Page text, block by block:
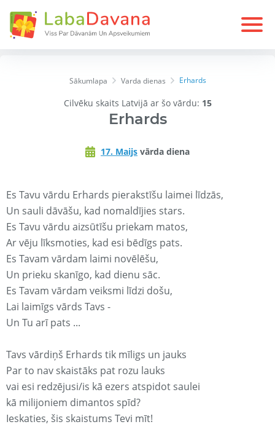
Sākumlapa Varda dienas Erhards
Cilvēku skaits Latvijā ar šo vārdu: 15
Erhards
17. Maijs vārda diena
Es Tavu vārdu Erhards pierakstīšu laimei līdzās,
Un sauli dāvāšu, kad nomaldījies stars.
Es Tavu vārdu aizsūtīšu priekam matos,
Ar vēju līksmoties, kad esi bēdīgs pats.
Es Tavam vārdam laimi novēlēšu,
Un prieku skanīgo, kad dienu sāc.
Es Tavam vārdam veiksmi līdzi došu,
Lai laimīgs vārds Tavs -
Un Tu arī pats ...
Tavs vārdiņš Erhards tik mīligs un jauks
Par to nav skaistāks pat rozu lauks
vai esi redzējusi/is kā ezers atspidot saulei
kā milijoniem dimantos spīd?
Ieskaties, šis skaistums Tevi mīt!